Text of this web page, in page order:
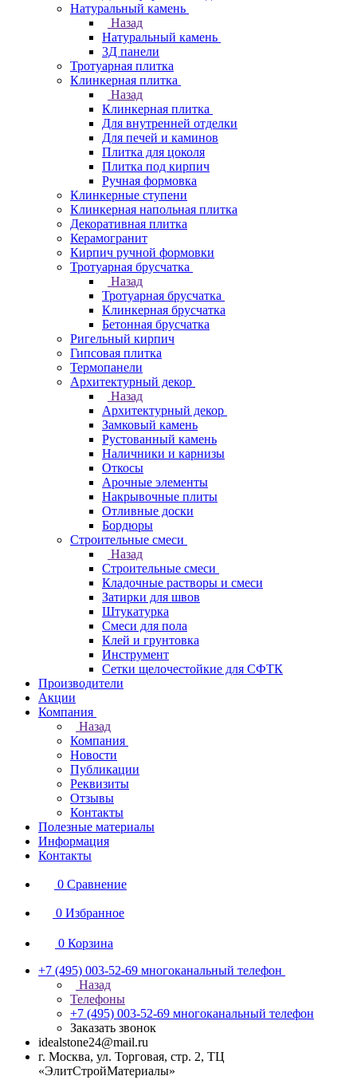
Натуральный камень
Назад
Натуральный камень
3Д панели
Тротуарная плитка
Клинкерная плитка
Назад
Клинкерная плитка
Для внутренней отделки
Для печей и каминов
Плитка для цоколя
Плитка под кирпич
Ручная формовка
Клинкерные ступени
Клинкерная напольная плитка
Декоративная плитка
Керамогранит
Кирпич ручной формовки
Тротуарная брусчатка
Назад
Тротуарная брусчатка
Клинкерная брусчатка
Бетонная брусчатка
Ригельный кирпич
Гипсовая плитка
Термопанели
Архитектурный декор
Назад
Архитектурный декор
Замковый камень
Рустованный камень
Наличники и карнизы
Откосы
Арочные элементы
Накрывочные плиты
Отливные доски
Бордюры
Строительные смеси
Назад
Строительные смеси
Кладочные растворы и смеси
Затирки для швов
Штукатурка
Смеси для пола
Клей и грунтовка
Инструмент
Сетки щелочестойкие для СФТК
Производители
Акции
Компания
Назад
Компания
Новости
Публикации
Реквизиты
Отзывы
Контакты
Полезные материалы
Информация
Контакты
0 Сравнение
0 Избранное
0 Корзина
+7 (495) 003-52-69 многоканальный телефон
Назад
Телефоны
+7 (495) 003-52-69 многоканальный телефон
Заказать звонок
idealstone24@mail.ru
г. Москва, ул. Торговая, стр. 2, ТЦ
«ЭлитСтройМатериалы»